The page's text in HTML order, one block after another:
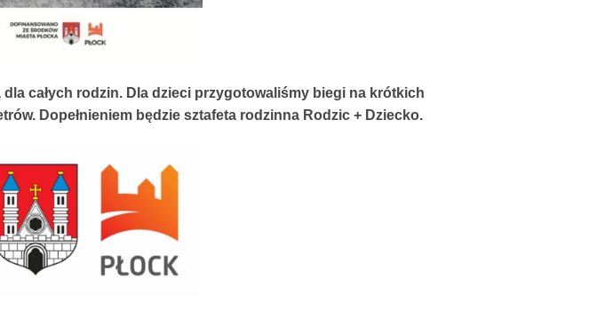
całych rodzin. Dla dzieci przygotowaliśmy biegi na krótkich
Dopełnieniem będzie sztafeta rodzinna Rodzic + Dziecko.